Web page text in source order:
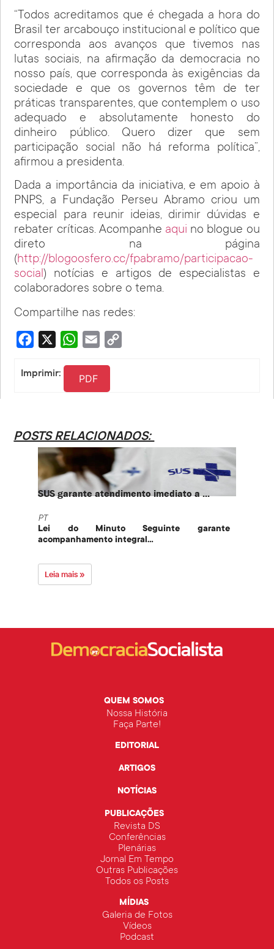
“Todos acreditamos que é chegada a hora do
Brasil ter arcabouço institucional e político que
corresponda aos avanços que tivemos nas
lutas sociais, na afirmação da democracia no
nosso país, que corresponda às exigências da
sociedade e que os governos têm de ter
práticas transparentes, que contemplem o uso
adequado e absolutamente honesto do
dinheiro público. Quero dizer que sem
participação social não há reforma política”,
afirmou a presidenta.
Dada a importância da iniciativa, e em apoio à
PNPS, a Fundação Perseu Abramo criou um
especial para reunir ideias, dirimir dúvidas e
rebater críticas. Acompanhe aqui no blogue ou
direto na página
(http://blogoosfero.cc/fpabramo/participacao-
social) notícias e artigos de especialistas e
colaboradores sobre o tema.
Compartilhe nas redes:
Facebook WhatsApp
Email
Imprimir: PDF
POSTS RELACIONADOS:
SUS garante atendimento imediato a ...
PT
Lei do Minuto Seguinte garante
acompanhamento integral...
Leia mais »
QUEM SOMOS
Nossa História
Faça Parte!
EDITORIAL
ARTIGOS
NOTÍCIAS
PUBLICAÇÕES
Revista DS
Conferências
Plenárias
Jornal Em Tempo
Outras Publicações
Todos os Posts
MÍDIAS
Galeria de Fotos
Vídeos
Podcast